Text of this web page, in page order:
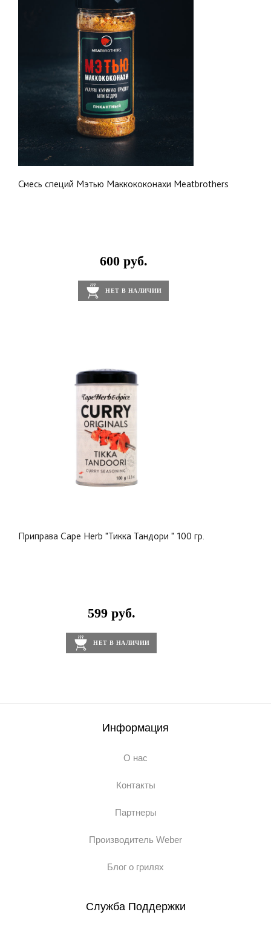
Смесь специй Мэтью Маккококонахи Meatbrothers
600 руб.
НЕТ В НАЛИЧИИ
Приправа Cape Herb "Тикка Тандори " 100 гр.
599 руб.
НЕТ В НАЛИЧИИ
Информация
О нас
Контакты
Партнеры
Производитель Weber
Блог о грилях
Служба Поддержки